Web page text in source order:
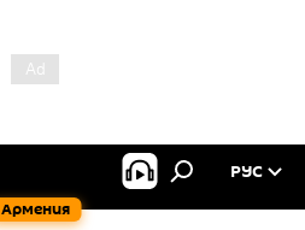
Армения
РУС